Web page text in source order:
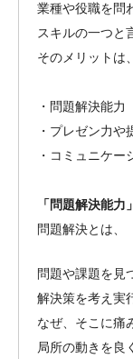
業種や役職を問
スキルの一つと
そのメリットは
・問題解決能力
・プレゼン力や
・コミュニケー
「問題解決能力」
問題解決とは、
問題や課題を見
解決策を考え実
なぜ、そこに痛
局所の動きを良